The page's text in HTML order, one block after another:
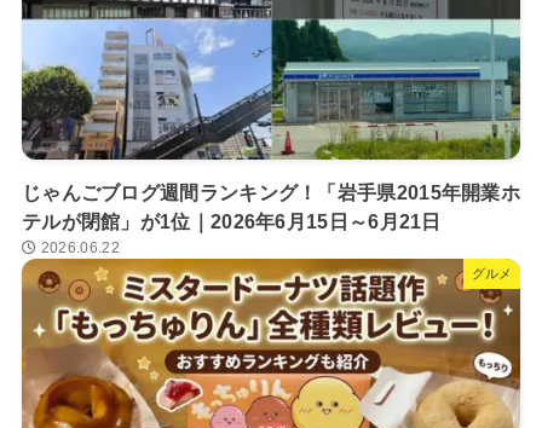
じゃんごブログ週間ランキング！「岩手県2015年開業ホ
テルが閉館」が1位｜2026年6月15日～6月21日
2026.06.22
グルメ